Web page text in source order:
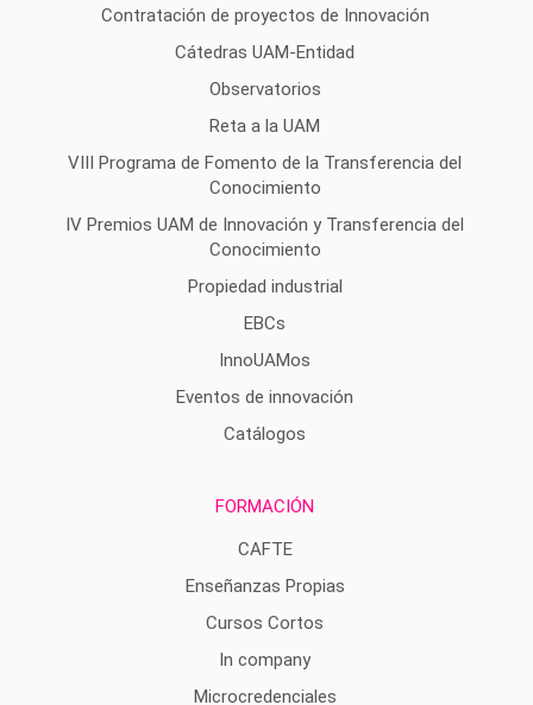
Contratación de proyectos de Innovación
Cátedras UAM-Entidad
Observatorios
Reta a la UAM
VIII Programa de Fomento de la Transferencia del
Conocimiento
IV Premios UAM de Innovación y Transferencia del
Conocimiento
Propiedad industrial
EBCs
InnoUAMos
Eventos de innovación
Catálogos
FORMACIÓN
CAFTE
Enseñanzas Propias
Cursos Cortos
In company
Microcredenciales